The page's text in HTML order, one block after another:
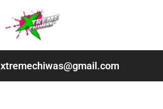
contenido
xtremechiwas@gmail.com